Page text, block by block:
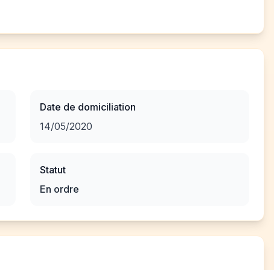
Date de domiciliation
14/05/2020
Statut
En ordre